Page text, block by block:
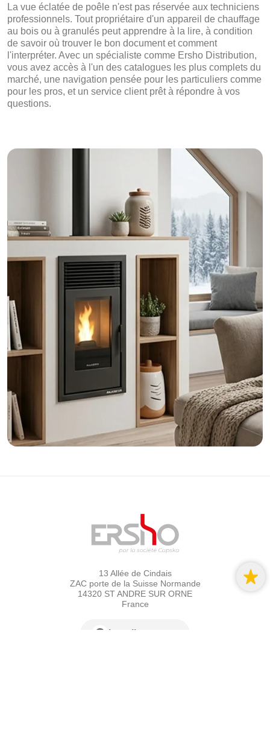
La vue éclatée de poêle n'est pas réservée aux techniciens
professionnels. Tout propriétaire d'un appareil de chauffage
au bois ou à granulés peut apprendre à la lire, à condition
de savoir où trouver le bon document et comment
l'interpréter. Avec un spécialiste comme Ersho Distribution,
vous avez accès à l'un des catalogues les plus complets du
marché, une navigation pensée pour les particuliers comme
pour les pros, et un service client prêt à répondre à vos
questions.
13 Allée de Cindais
ZAC porte de la Suisse Normande
14320 ST ANDRE SUR ORNE
France
Localisez-nous